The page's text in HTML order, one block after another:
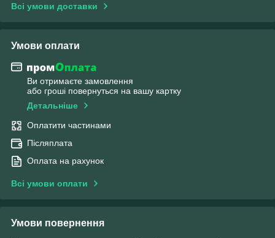
Всі умови доставки
Умови оплати
Ви отримаєте замовлення
або гроші повернуться на вашу картку
Детальніше
Оплатити частинами
Післяплата
Оплата на рахунок
Всі умови оплати
Умови повернення